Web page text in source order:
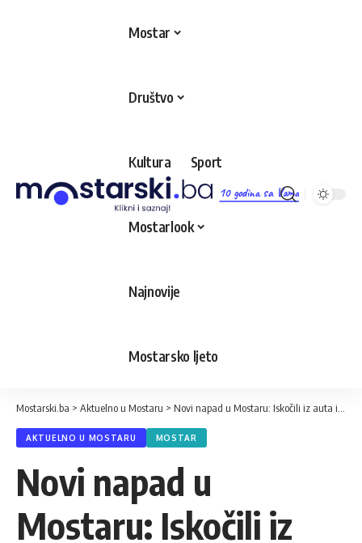
10 godina sa Vama
Mostar
Društvo
Kultura Sport
Mostarlook
Najnovije
Mostarsko ljeto
Mostarski.ba > Aktuelno u Mostaru > Novi napad u Mostaru: Iskočili iz auta i pretukli trojicu mladića
AKTUELNO U MOSTARU MOSTAR
Novi napad u
Mostaru: Iskočili iz